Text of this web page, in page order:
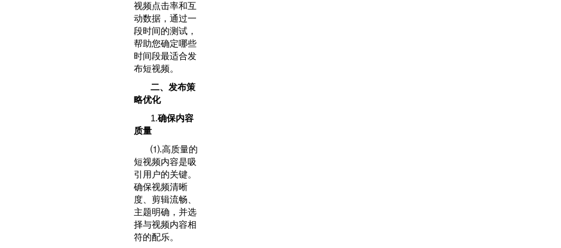
视频点击率和互
动数据，通过一
段时间的测试，
帮助您确定哪些
时间段最适合发
布短视频。
二、发布策
略优化
1‌.确保内容
质量‌
⑴.高质量的
短视频内容是吸
引用户的关键。
确保视频清晰
度、剪辑流畅、
主题明确，并选
择与视频内容相
符的配乐。